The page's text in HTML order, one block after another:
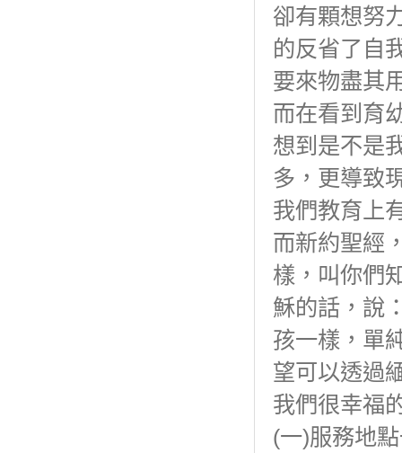
卻有顆想努
的反省了自
要來物盡其
而在看到育
想到是不是
多，更導致
我們教育上
而新約聖經
樣，叫你們
穌的話，說
孩一樣，單
望可以透過
我們很幸福
(一)服務地